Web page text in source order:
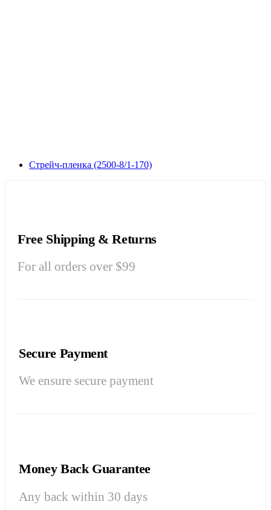
Стрейч-пленка (2500-8/1-170)
Free Shipping & Returns
For all orders over $99
Secure Payment
We ensure secure payment
Money Back Guarantee
Any back within 30 days